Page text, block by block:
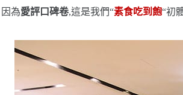
因為愛評口碑卷,這是我們“素食吃到飽“初